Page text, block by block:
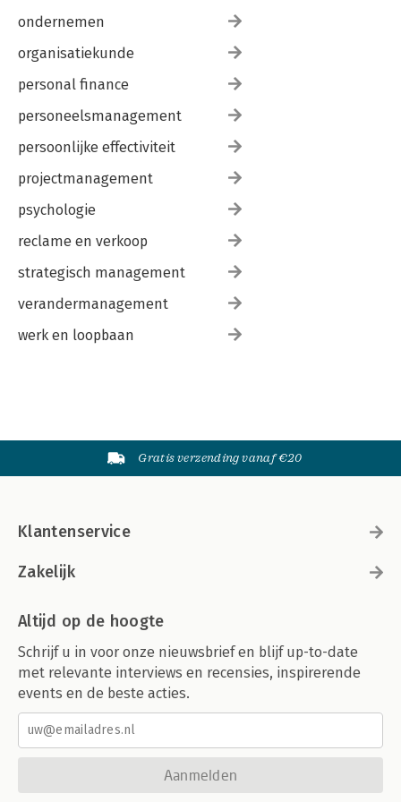
ondernemen
organisatiekunde
personal finance
personeelsmanagement
persoonlijke effectiviteit
projectmanagement
psychologie
reclame en verkoop
strategisch management
verandermanagement
werk en loopbaan
Gratis verzending vanaf €20
Klantenservice
Zakelijk
Altijd op de hoogte
Schrijf u in voor onze nieuwsbrief en blijf up-to-date
met relevante interviews en recensies, inspirerende
events en de beste acties.
Aanmelden